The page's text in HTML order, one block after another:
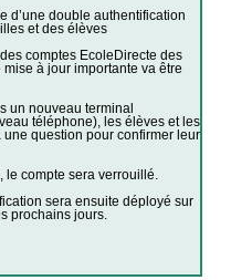
d’une double authentification
et des élèves
comptes EcoleDirecte des
à jour importante va être
un nouveau terminal
téléphone), les élèves et les
question pour confirmer leur
le compte sera verrouillé.
sera ensuite déployé sur
prochains jours.